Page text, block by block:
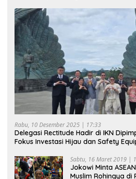
Rabu, 10 Desember 2025 | 17:33
Delegasi Rectitude Hadir di IKN
Fokus Investasi Hijau dan Safety
Sabtu, 16 Maret 2019 |
Jokowi Minta
Muslim Rohingya di